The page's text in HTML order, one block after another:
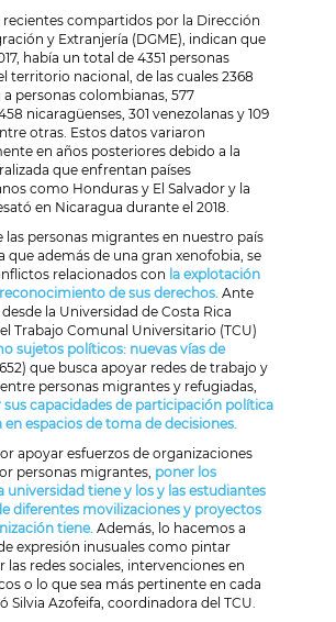
recientes compartidos por la Dirección
y Extranjería (DGME), indican que
había un total de 4351 personas
territorio nacional, de las cuales 2368
personas colombianas, 577
nicaragüenses, 301 venezolanas y 109
otras. Estos datos variaron
en años posteriores debido a la
que enfrentan países
como Honduras y El Salvador y la
en Nicaragua durante el 2018.
las personas migrantes en nuestro país
que además de una gran xenofobia, se
relacionados con la explotación
de sus derechos. Ante
la Universidad de Costa Rica
el Trabajo Comunal Universitario (TCU)
sujetos políticos: nuevas vías de
que busca apoyar redes de trabajo y
personas migrantes y refugiadas,
sus capacidades de participación política
en espacios de toma de decisiones.
apoyar esfuerzos de organizaciones
personas migrantes, poner los
universidad tiene y los y las estudiantes
diferentes movilizaciones y proyectos
tiene. Además, lo hacemos a
expresión inusuales como pintar
las redes sociales, intervenciones en
o lo que sea más pertinente en cada
Silvia Azofeifa, coordinadora del TCU.